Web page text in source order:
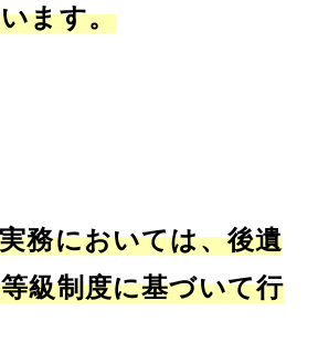
ます。
務においては、後遺
級制度に基づいて行